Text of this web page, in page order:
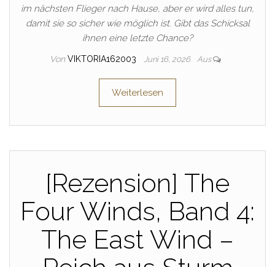
im nächsten Flieger nach Hause, aber er wird alles tun,
damit sie so sicher wie möglich ist. Gibt das Schicksal
ihnen eine letzte Chance?
Von VIKTORIA162003 Juni 16, 2026 Aus
Weiterlesen
[Rezension] The
Four Winds, Band 4:
The East Wind –